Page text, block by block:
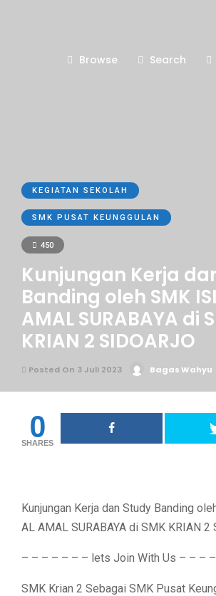
Browse Search
KEGIATAN SEKOLAH
SMK PUSAT KEUNGGULAN
450
Kunjungan Kerja
Banding oleh SMK
AMAL SURABAYA di
KRIAN 2 SIDOARJO
Posted On 3 Juli 2023 Bagas Wahyu
0
SHARES
Kunjungan Kerja dan Study Banding
AL AMAL SURABAYA di SMK KRIAN 2
– – – – – – – lets Join With Us – – –
SMK Krian 2 Sebagai SMK Pusat